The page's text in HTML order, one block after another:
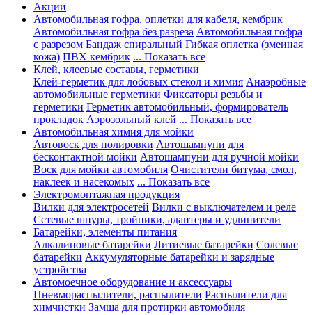
Акции
Автомобильная гофра, оплетки для кабеля, кембрик
Автомобильная гофра без разреза Автомобильная гофра
с разрезом Бандаж спиральный Гибкая оплетка (змеиная
кожа) ПВХ кембрик ... Показать все
Клей, клеевые составы, герметики
Клей-герметик для лобовых стекол и химия Анаэробные
автомобильные герметики Фиксаторы резьбы и
герметики Герметик автомобильный, формирователь
прокладок Аэрозольный клей ... Показать все
Автомобильная химия для мойки
Автовоск для полировки Автошампуни для
бесконтактной мойки Автошампуни для ручной мойки
Воск для мойки автомобиля Очистители битума, смол,
наклеек и насекомых ... Показать все
Электромонтажная продукция
Вилки для электросетей Вилки с выключателем и реле
Сетевые шнуры, тройники, адаптеры и удлинители
Батарейки, элементы питания
Алкалиновые батарейки Литиевые батарейки Солевые
батарейки Аккумуляторные батарейки и зарядные
устройства
Автомоечное оборудование и аксессуары
Пневмораспылители, распылители Распылители для
химчистки Замша для протирки автомобиля